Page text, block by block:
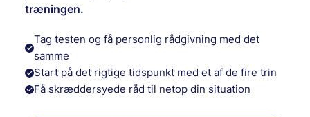
træningen.
Tag testen og få personlig rådgivning med det
samme
Start på det rigtige tidspunkt med et af de fire trin
Få skræddersyede råd til netop din situation